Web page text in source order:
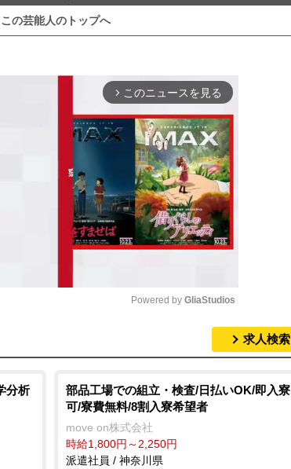
この芸能人のトップへ
arrow_forward_ios このニュースを見る
t
e
Powered by GliaStudios
求人検索
分析
部品工場での組立・検査/日払いOK/即入寮
可/寮費無料/8割入寮希望者
move on株式会社
時給1,800円～2,250円
派遣社員 / 神奈川県